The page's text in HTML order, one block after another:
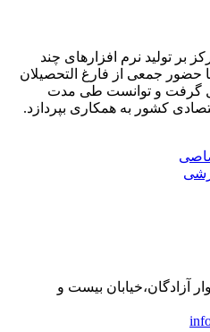
در سال 1384 با تمرکز بر تولید نرم افزارهای چند
حضور جمعی از فارغ التحصیلان
گرفت و توانست طی مدت
کشور به همکاری بپردازد.
آزادگان،خیابان بیست و